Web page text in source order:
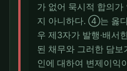
가 없어 묵시적 합의
지 아니하다. ④는 옳
우 제3자가 발행·배서
된 채무와 그러한 담
인에 대하여 변제이